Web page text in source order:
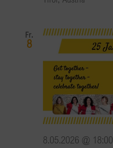
Fr.
8
8.05.2026 @ 18:00